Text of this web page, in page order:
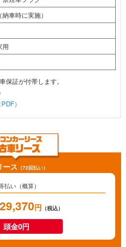
車時に実施）
用
保証が付帯します。
）
ース （72回払い）
払い（概算）
29,370円 （税込）
頭金0円